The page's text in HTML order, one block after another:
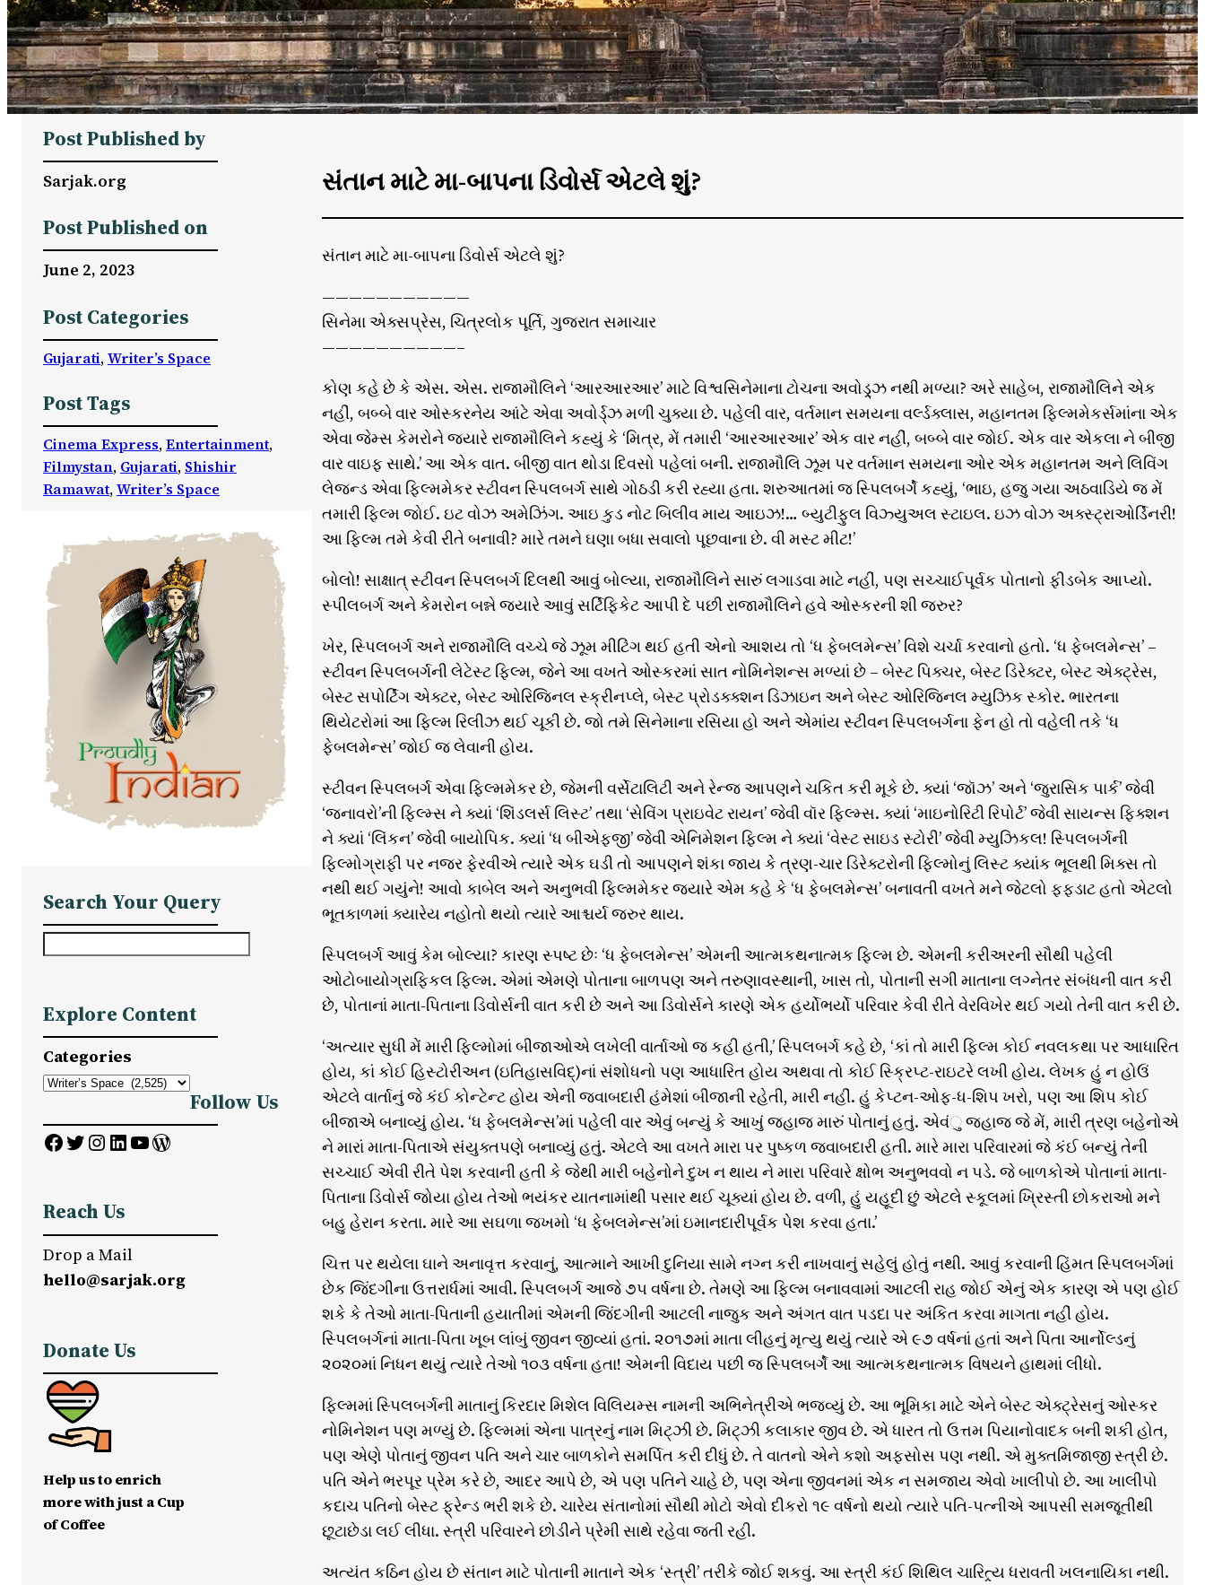
Post Published by
Sarjak.org
Post Published on
June 2, 2023
Post Categories
Gujarati, Writer’s Space
Post Tags
Cinema Express, Entertainment
Filmystan, Gujarati, Shishir
Ramawat, Writer’s Space
Search Your Query
r
c
h
Explore Content
Categories
Follow Us
Facebook Twitter InstagramLinkedIn YouTube WordPress
Reach Us
Drop a Mail
hello@sarjak.org
Donate Us
Help us to enrich
more with just a Cup
of Coffee
સંતાન માટે મા-બાપના ડિવોર્સ એટલે શું?
સંતાન માટે મા-બાપના ડિવોર્સ એટલે શું?
———————————
સિનેમા એક્સપ્રેસ, ચિત્રલોક પૂર્તિ, ગુજરાત સમાચાર
——————————–
કોણ કહે છે કે એસ. એસ. રાજામૌલિને ‘આરઆરઆર’ માટે વિશ્વસિનેમાના ટોચના અવોડ્ર્ઝ નથી મળ્યા? અરે સાહેબ, રાજામૌલિને એક
નહીં, બબ્બે વાર ઓસ્કરનેય આંટે એવા અવોર્ડ્ઝ મળી ચુક્યા છે. પહેલી વાર, વર્તમાન સમયના વર્લ્ડક્લાસ, મહાનતમ ફિલ્મમેકર્સમાંના એક
એવા જેમ્સ કેમરોને જ્યારે રાજામૌલિને કહ્યું કે ‘મિત્ર, મેં તમારી ‘આરઆરઆર’ એક વાર નહીં, બબ્બે વાર જોઈ. એક વાર એકલા ને બીજી
વાર વાઇફ સાથે.’ આ એક વાત. બીજી વાત થોડા દિવસો પહેલાં બની. રાજામૌલિ ઝૂમ પર વર્તમાન સમયના ઓર એક મહાનતમ અને લિવિંગ
લેજન્ડ એવા ફિલ્મમેકર સ્ટીવન સ્પિલબર્ગ સાથે ગોઠડી કરી રહ્યા હતા. શરુઆતમાં જ સ્પિલબર્ગે કહ્યું, ‘ભાઇ, હજુ ગયા અઠવાડિયે જ મેં
તમારી ફિલ્મ જોઈ. ઇટ વોઝ અમેઝિંગ. આઇ કુડ નોટ બિલીવ માય આઇઝ!… બ્યુટીફુલ વિઝ્યુઅલ સ્ટાઇલ. ઇઝ વોઝ અક્સ્ટ્રાઓર્ડિનરી!
આ ફિલ્મ તમે કેવી રીતે બનાવી? મારે તમને ઘણા બધા સવાલો પૂછવાના છે. વી મસ્ટ મીટ!’
બોલો! સાક્ષાત્ સ્ટીવન સ્પિલબર્ગ દિલથી આવું બોલ્યા, રાજામૌલિને સારું લગાડવા માટે નહીં, પણ સચ્ચાઈપૂર્વક પોતાનો ફીડબેક આપ્યો.
સ્પીલબર્ગ અને કેમરોન બન્ને જ્યારે આવું સર્ટિફિકેટ આપી દે પછી રાજામૌલિને હવે ઓસ્કરની શી જરુર?
ખેર, સ્પિલબર્ગ અને રાજામૌલિ વચ્ચે જે ઝૂમ મીટિંગ થઈ હતી એનો આશય તો ‘ધ ફેબલમેન્સ’ વિશે ચર્ચા કરવાનો હતો. ‘ધ ફેબલમેન્સ’ –
સ્ટીવન સ્પિલબર્ગની લેટેસ્ટ ફિલ્મ, જેને આ વખતે ઓસ્કરમાં સાત નોમિનેશન્સ મળ્યાં છે – બેસ્ટ પિક્ચર, બેસ્ટ ડિરેક્ટર, બેસ્ટ એક્ટ્રેસ,
બેસ્ટ સપોર્ટિંગ એક્ટર, બેસ્ટ ઓરિજિનલ સ્ક્રીનપ્લે, બેસ્ટ પ્રોડક્ક્શન ડિઝાઇન અને બેસ્ટ ઓરિજિનલ મ્યુઝિક સ્કોર. ભારતના
થિયેટરોમાં આ ફિલ્મ રિલીઝ થઈ ચૂકી છે. જો તમે સિનેમાના રસિયા હો અને એમાંય સ્ટીવન સ્પિલબર્ગના ફેન હો તો વહેલી તકે ‘ધ
ફેબલમેન્સ’ જોઈ જ લેવાની હોય.
સ્ટીવન સ્પિલબર્ગ એવા ફિલ્મમેકર છે, જેમની વર્સેટાલિટી અને રેન્જ આપણને ચકિત કરી મૂકે છે. ક્યાં ‘જૉઝ’ અને ‘જુરાસિક પાર્ક’ જેવી
‘જનાવરો’ની ફિલ્મ્સ ને ક્યાં ‘શિંડલર્સ લિસ્ટ’ તથા ‘સેવિંગ પ્રાઇવેટ રાયન’ જેવી વૉર ફિલ્મ્સ. ક્યાં ‘માઇનોરિટી રિપોર્ટ’ જેવી સાયન્સ ફિક્શન
ને ક્યાં ‘લિંકન’ જેવી બાયોપિક. ક્યાં ‘ધ બીએફજી’ જેવી એનિમેશન ફિલ્મ ને ક્યાં ‘વેસ્ટ સાઇડ સ્ટોરી’ જેવી મ્યુઝિકલ! સ્પિલબર્ગની
ફિલ્મોગ્રાફી પર નજર ફેરવીએ ત્યારે એક ઘડી તો આપણને શંકા જાય કે ત્રણ-ચાર ડિરેક્ટરોની ફિલ્મોનું લિસ્ટ ક્યાંક ભૂલથી મિક્સ તો
નથી થઈ ગયુંને! આવો કાબેલ અને અનુભવી ફિલ્મમેકર જ્યારે એમ કહે કે ‘ધ ફેબલમેન્સ’ બનાવતી વખતે મને જેટલો ફફડાટ હતો એટલો
ભૂતકાળમાં ક્યારેય નહોતો થયો ત્યારે આશ્ચર્ય જરુર થાય.
સ્પિલબર્ગ આવું કેમ બોલ્યા? કારણ સ્પષ્ટ છેઃ ‘ધ ફેબલમેન્સ’ એમની આત્મકથનાત્મક ફિલ્મ છે. એમની કરીઅરની સૌથી પહેલી
ઓટોબાયોગ્રાફિકલ ફિલ્મ. એમાં એમણે પોતાના બાળપણ અને તરુણાવસ્થાની, ખાસ તો, પોતાની સગી માતાના લગ્નેતર સંબંધની વાત કરી
છે, પોતાનાં માતા-પિતાના ડિવોર્સની વાત કરી છે અને આ ડિવોર્સને કારણે એક હર્યોભર્યો પરિવાર કેવી રીતે વેરવિખેર થઈ ગયો તેની વાત કરી છે.
‘અત્યાર સુધી મેં મારી ફિલ્મોમાં બીજાઓએ લખેલી વાર્તાઓ જ કહી હતી,’ સ્પિલબર્ગ કહે છે, ‘કાં તો મારી ફિલ્મ કોઈ નવલકથા પર આધારિત
હોય, કાં કોઈ હિસ્ટોરીઅન (ઇતિહાસવિદ્)નાં સંશોધનો પણ આધારિત હોય અથવા તો કોઈ સ્ક્રિપ્ટ-રાઇટરે લખી હોય. લેખક હું ન હોઉં
એટલે વાર્તાનું જે કંઈ કોન્ટેન્ટ હોય એની જવાબદારી હંમેશાં બીજાની રહેતી, મારી નહીં. હું કેપ્ટન-ઓફ-ધ-શિપ ખરો, પણ આ શિપ કોઈ
બીજાએ બનાવ્યું હોય. ‘ધ ફેબલમેન્સ’માં પહેલી વાર એવું બન્યું કે આખું જહાજ મારું પોતાનું હતું. એવંુ જહાજ જે મેં, મારી ત્રણ બહેનોએ
ને મારાં માતા-પિતાએ સંયુક્તપણે બનાવ્યું હતું. એટલે આ વખતે મારા પર પુષ્કળ જવાબદારી હતી. મારે મારા પરિવારમાં જે કંઈ બન્યું તેની
સચ્ચાઈ એવી રીતે પેશ કરવાની હતી કે જેથી મારી બહેનોને દુખ ન થાય ને મારા પરિવારે ક્ષોભ અનુભવવો ન પડે. જે બાળકોએ પોતાનાં માતા-
પિતાના ડિવોર્સ જોયા હોય તેઓ ભયંકર યાતનામાંથી પસાર થઈ ચૂક્યાં હોય છે. વળી, હું યહૂદી છું એટલે સ્કૂલમાં ખ્રિસ્તી છોકરાઓ મને
બહુ હેરાન કરતા. મારે આ સઘળા જખમો ‘ધ ફેબલમેન્સ’માં ઇમાનદારીપૂર્વક પેશ કરવા હતા.’
ચિત્ત પર થયેલા ઘાને અનાવૃત્ત કરવાનું, આત્માને આખી દુનિયા સામે નગ્ન કરી નાખવાનું સહેલું હોતું નથી. આવું કરવાની હિંમત સ્પિલબર્ગમાં
છેક જિંદગીના ઉત્તરાર્ધમાં આવી. સ્પિલબર્ગ આજે ૭૫ વર્ષના છે. તેમણે આ ફિલ્મ બનાવવામાં આટલી રાહ જોઈ એનું એક કારણ એ પણ હોઈ
શકે કે તેઓ માતા-પિતાની હયાતીમાં એમની જિંદગીની આટલી નાજુક અને અંગત વાત પડદા પર અંકિત કરવા માગતા નહીં હોય.
સ્પિલબર્ગનાં માતા-પિતા ખૂબ લાંબું જીવન જીવ્યાં હતાં. ૨૦૧૭માં માતા લીહનું મૃત્યુ થયું ત્યારે એ ૯૭ વર્ષનાં હતાં અને પિતા આર્નોલ્ડનું
૨૦૨૦માં નિધન થયું ત્યારે તેઓ ૧૦૩ વર્ષના હતા! એમની વિદાય પછી જ સ્પિલબર્ગે આ આત્મકથનાત્મક વિષયને હાથમાં લીધો.
ફિલ્મમાં સ્પિલબર્ગની માતાનું કિરદાર મિશેલ વિલિયમ્સ નામની અભિનેત્રીએ ભજવ્યું છે. આ ભૂમિકા માટે એને બેસ્ટ એક્ટ્રેસનું ઓસ્કર
નોમિનેશન પણ મળ્યું છે. ફિલ્મમાં એના પાત્રનું નામ મિટ્ઝી છે. મિટ્ઝી કલાકાર જીવ છે. એ ધારત તો ઉત્તમ પિયાનોવાદક બની શકી હોત,
પણ એણે પોતાનું જીવન પતિ અને ચાર બાળકોને સમર્પિત કરી દીધું છે. તે વાતનો એને કશો અફસોસ પણ નથી. એ મુક્તમિજાજી સ્ત્રી છે.
પતિ એને ભરપૂર પ્રેમ કરે છે, આદર આપે છે, એ પણ પતિને ચાહે છે, પણ એના જીવનમાં એક ન સમજાય એવો ખાલીપો છે. આ ખાલીપો
કદાચ પતિનો બેસ્ટ ફ્રેન્ડ ભરી શકે છે. ચારેય સંતાનોમાં સૌથી મોટો એવો દીકરો ૧૯ વર્ષનો થયો ત્યારે પતિ-પત્નીએ આપસી સમજૂતીથી
છૂટાછેડા લઈ લીધા. સ્ત્રી પરિવારને છોડીને પ્રેમી સાથે રહેવા જતી રહી.
અત્યંત કઠિન હોય છે સંતાન માટે પોતાની માતાને એક ‘સ્ત્રી’ તરીકે જોઈ શકવું. આ સ્ત્રી કંઈ શિથિલ ચારિત્ર્ય ધરાવતી ખલનાયિકા નથી.